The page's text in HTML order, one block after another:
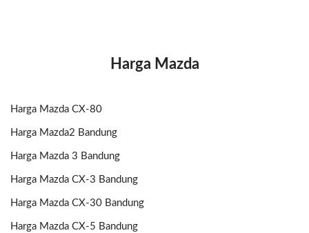
Harga Mazda
Harga Mazda CX-80
Harga Mazda2 Bandung
Harga Mazda 3 Bandung
Harga Mazda CX-3 Bandung
Harga Mazda CX-30 Bandung
Harga Mazda CX-5 Bandung